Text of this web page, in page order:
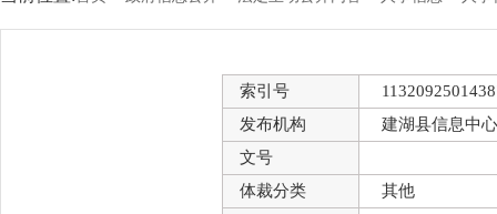
索引号
发布机构
建湖县信息中心
文号
体裁分类
其他